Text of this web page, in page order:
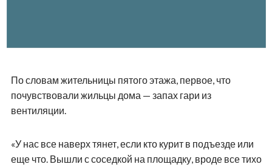
По словам жительницы пятого этажа, первое, что
почувствовали жильцы дома — запах гари из
вентиляции.
«У нас все наверх тянет, если кто курит в подъезде или
еще что. Вышли с соседкой на площадку, вроде все тихо